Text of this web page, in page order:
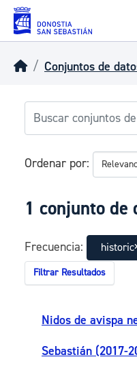
Skip to main content
Conjuntos de
Ordenar por
1 conjunto de
Frecuencia: historic
Filtrar Resultados
Nidos de avispa
Sebastián (2017-